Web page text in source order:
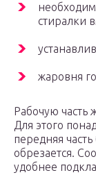
стиралки
жаровня
Рабочую часть
Для этого
передняя
обрезается.
удобнее